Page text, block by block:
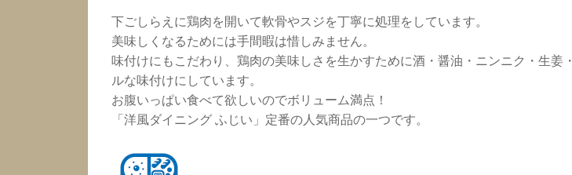
下ごしらえに鶏肉を開いて軟骨やスジを丁寧に処理をしています。
美味しくなるためには手間暇は惜しみません。
味付けにもこだわり、鶏肉の美味しさを生かすために酒・醤油・ニンニク・生姜
ルな味付けにしています。
お腹いっぱい食べて欲しいのでボリューム満点！
「洋風ダイニング ふじい」定番の人気商品の一つです。